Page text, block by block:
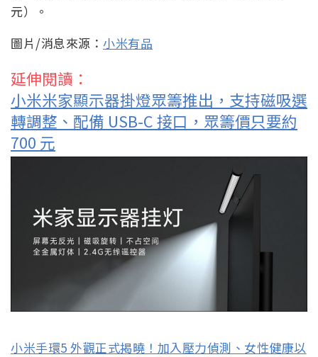
元）。
圖片/消息來源： 小米有品
延伸閱讀：
小米米家顯示器掛燈眾籌推出，支持磁吸選
轉調整、配備 USB-C 接口，眾籌價只要約
700 元
小米手環5 外觀正式揭曉！加入壓力偵測、女性健康以